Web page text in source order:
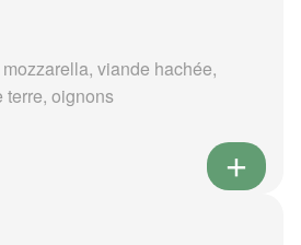
viande hachée,
terre, oignons